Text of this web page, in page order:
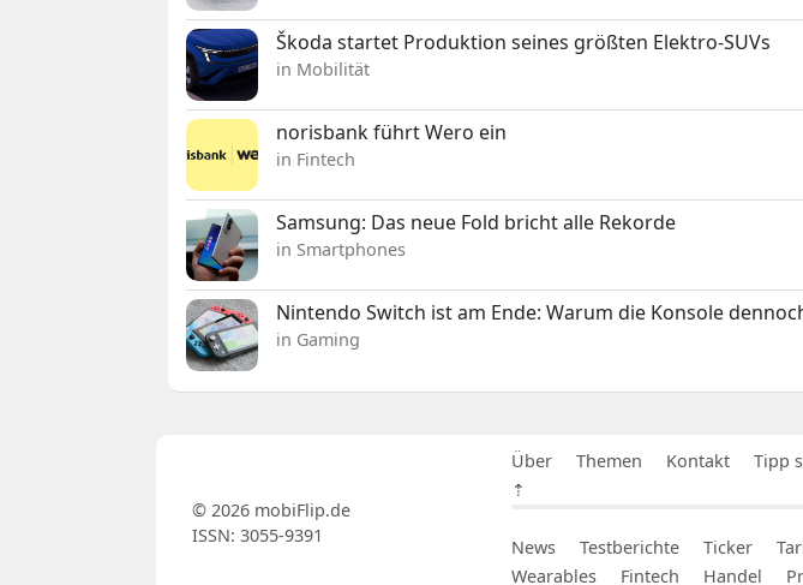
Škoda startet Produktion seines größten Elektro-SUVs
in Mobilität
norisbank führt Wero ein
in Fintech
Samsung: Das neue Fold bricht alle Rekorde
in Smartphones
Nintendo Switch ist am Ende: Warum die Konsole
in Gaming
Über Themen Kontakt Tipp
⇡
News Testberichte Ticker
Wearables
Fintech Handel
© 2026 mobiFlip.de
ISSN: 3055-9391